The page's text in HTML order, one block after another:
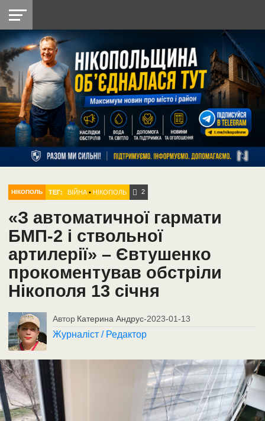
НІКОПОЛЬ
РАЙОН
СІЧЕСЛАВСЬКА
УКРАЇНА
РЕТРО
НІКОПОЛЬ
ЛАЙТ
УКРАЇНА
ДОПОМОГА
РАДІО
НІКОПОЛЬ ТЕГ: ВІЙНА •НІКОПОЛЬ 2
«З автоматичної гармати
БМП-2 і ствольної
артилерії» – Євтушенко
прокоментував обстріли
Нікополя 13 січня
Автор Катерина Андрус-2023-01-13
Журналіст / Редактор